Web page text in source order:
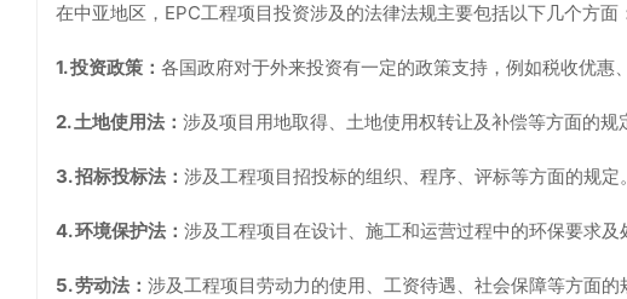
在中亚地区，EPC工程项目投资涉及的法律法规主要包括以下几个方面
1. 投资政策： 各国政府对于外来投资有一定的政策支持，例如税收优惠
2. 土地使用法： 涉及项目用地取得、土地使用权转让及补偿等方面的规
3. 招标投标法： 涉及工程项目招投标的组织、程序、评标等方面的规定。
4. 环境保护法： 涉及工程项目在设计、施工和运营过程中的环保要求及
5. 劳动法： 涉及工程项目劳动力的使用、工资待遇、社会保障等方面的